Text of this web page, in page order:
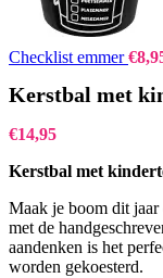
Checklist emmer€
Kerstbal met
€14,95
Kerstbal met
Maak je boom dit jaar
met de
aandenken is het
worden gekoesterd.